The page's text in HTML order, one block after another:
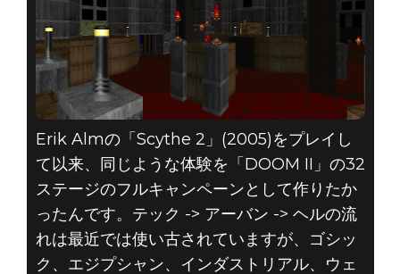
Erik Almの「Scythe 2」(2005)をプレイし
て以来、同じような体験を「DOOM II」の32
ステージのフルキャンペーンとして作りたか
ったんです。テック -> アーバン -> ヘルの流
れは最近では使い古されていますが、ゴシッ
ク、エジプシャン、インダストリアル、ウェ